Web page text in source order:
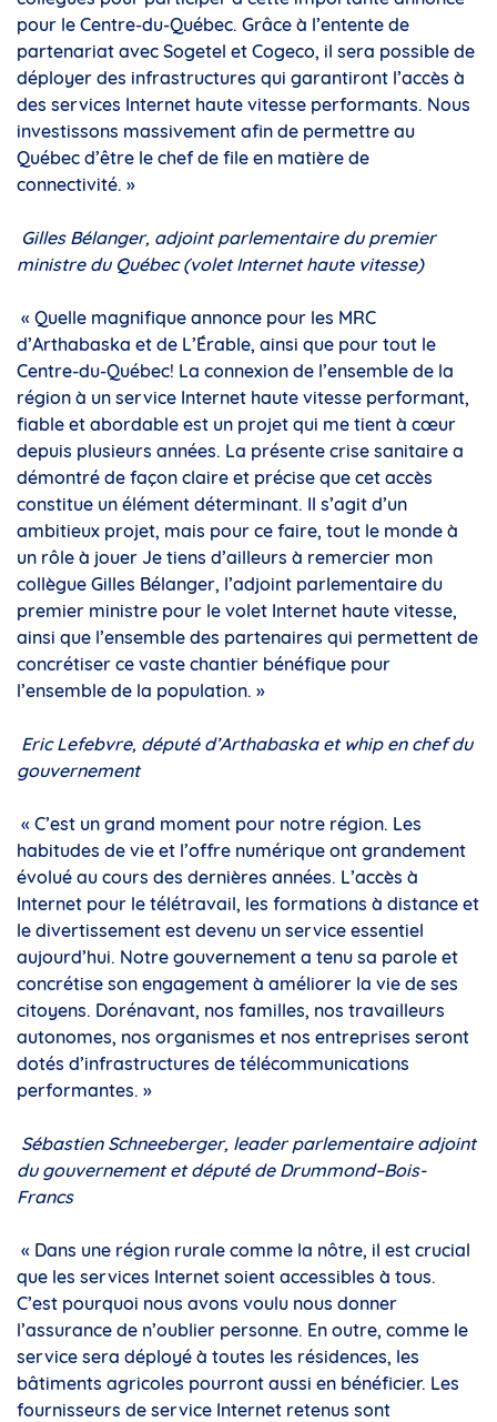
pour le Centre-du-Québec. Grâce à l’entente de
partenariat avec Sogetel et Cogeco, il sera possible de
déployer des infrastructures qui garantiront l’accès à
des services Internet haute vitesse performants. Nous
investissons massivement afin de permettre au
Québec d’être le chef de file en matière de
connectivité. »
Gilles Bélanger, adjoint parlementaire du premier
ministre du Québec (volet Internet haute vitesse)
« Quelle magnifique annonce pour les MRC
d’Arthabaska et de L’Érable, ainsi que pour tout le
Centre-du-Québec! La connexion de l’ensemble de la
région à un service Internet haute vitesse performant,
fiable et abordable est un projet qui me tient à cœur
depuis plusieurs années. La présente crise sanitaire a
démontré de façon claire et précise que cet accès
constitue un élément déterminant. Il s’agit d’un
ambitieux projet, mais pour ce faire, tout le monde à
un rôle à jouer Je tiens d’ailleurs à remercier mon
collègue Gilles Bélanger, l’adjoint parlementaire du
premier ministre pour le volet Internet haute vitesse,
ainsi que l’ensemble des partenaires qui permettent de
concrétiser ce vaste chantier bénéfique pour
l’ensemble de la population. »
Eric Lefebvre, député d’Arthabaska et whip en chef du
gouvernement
« C’est un grand moment pour notre région. Les
habitudes de vie et l’offre numérique ont grandement
évolué au cours des dernières années. L’accès à
Internet pour le télétravail, les formations à distance et
le divertissement est devenu un service essentiel
aujourd’hui. Notre gouvernement a tenu sa parole et
concrétise son engagement à améliorer la vie de ses
citoyens. Dorénavant, nos familles, nos travailleurs
autonomes, nos organismes et nos entreprises seront
dotés d’infrastructures de télécommunications
performantes. »
Sébastien Schneeberger, leader parlementaire adjoint
du gouvernement et député de Drummond–Bois-
Francs
« Dans une région rurale comme la nôtre, il est crucial
que les services Internet soient accessibles à tous.
C’est pourquoi nous avons voulu nous donner
l’assurance de n’oublier personne. En outre, comme le
service sera déployé à toutes les résidences, les
bâtiments agricoles pourront aussi en bénéficier. Les
fournisseurs de service Internet retenus sont